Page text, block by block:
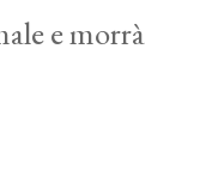
e morrà